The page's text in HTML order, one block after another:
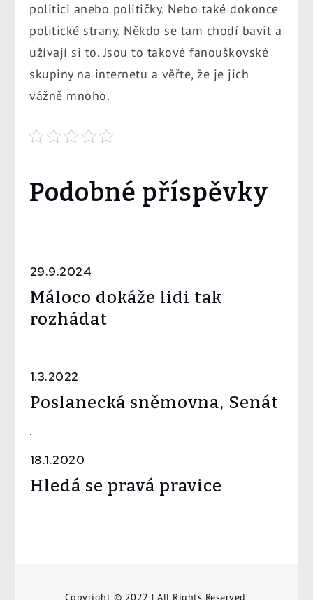
politici anebo političky. Nebo také dokonce
politické strany. Někdo se tam chodí bavit a
užívají si to. Jsou to takové fanouškovské
skupiny na internetu a věřte, že je jich
vážně mnoho.
Podobné příspěvky
29.9.2024
Máloco dokáže lidi tak
rozhádat
1.3.2022
Poslanecká sněmovna, Senát
18.1.2020
Hledá se pravá pravice